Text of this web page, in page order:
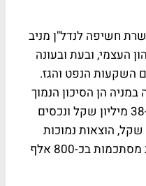
חשיפה לנדל"ן מניב
של כ-11% על ההון העצמי, ובעת ובעונה
השקעות הנפט והגז.
הן הסיכון הנמוך
שקיים בה: לחברה חוב נטו של כ-38 מיליון שקל ונכסים
1.27 מיליארד שקל, הוצאות נמוכות
מאוד: הוצאות ההנהלה והכלליות מסתכמות בכ-800 אלף